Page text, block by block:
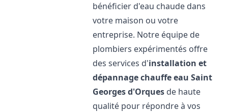
bénéficier d'eau chaude dans
votre maison ou votre
entreprise. Notre équipe de
plombiers expérimentés offre
des services d'installation et
dépannage chauffe eau Saint
Georges d'Orques de haute
qualité pour répondre à vos